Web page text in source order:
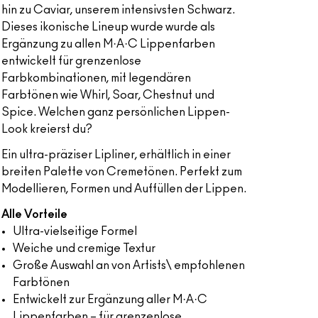
hin zu Caviar, unserem intensivsten Schwarz.
Dieses ikonische Lineup wurde wurde als
Ergänzung zu allen M·A·C Lippenfarben
entwickelt für grenzenlose
Farbkombinationen, mit legendären
Farbtönen wie Whirl, Soar, Chestnut und
Spice. Welchen ganz persönlichen Lippen-
Look kreierst du?
Ein ultra-präziser Lipliner, erhältlich in einer
breiten Palette von Cremetönen. Perfekt zum
Modellieren, Formen und Auffüllen der Lippen.
Alle Vorteile
Ultra-vielseitige Formel
Weiche und cremige Textur
Große Auswahl an von Artists\ empfohlenen
Farbtönen
Entwickelt zur Ergänzung aller M·A·C